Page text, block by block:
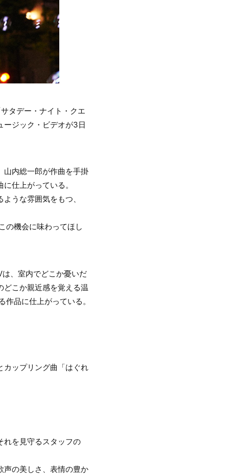
タデー・ナイト・クエ
ージック・ビデオが3日
山内総一郎が作曲を手掛
仕上がっている。
うな雰囲気をもつ、
の機会に味わってほし
、室内でどこか憂いだ
どこか親近感を覚える温
品に仕上がっている。
カップリング曲「はぐれ
れを見守るスタッフの
声の美しさ、表情の豊か